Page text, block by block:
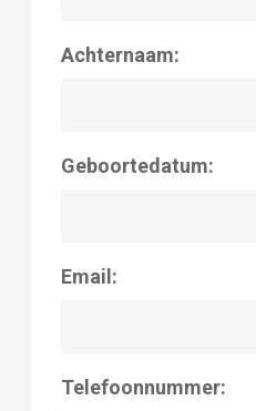
Achternaam:
Geboortedatum:
Email:
Telefoonnummer: